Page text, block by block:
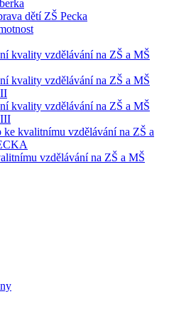
dětí ZŠ Pecka
kvality vzdělávání na ZŠ a MŠ
kvality vzdělávání na ZŠ a MŠ
kvality vzdělávání na ZŠ a MŠ
III
ke kvalitnímu vzdělávání na ZŠ a
vzdělávání na ZŠ a MŠ